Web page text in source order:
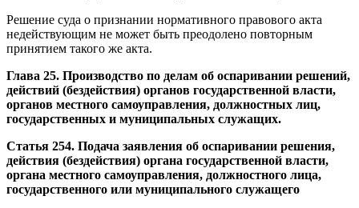
Решение суда о признании нормативного правового акта
недействующим не может быть преодолено повторным
принятием такого же акта.
Глава 25. Производство по делам об оспаривании решений,
действий (бездействия) органов государственной власти,
органов местного самоуправления, должностных лиц,
государственных и муниципальных служащих.
Статья 254. Подача заявления об оспаривании решения,
действия (бездействия) органа государственной власти,
органа местного самоуправления, должностного лица,
государственного или муниципального служащего